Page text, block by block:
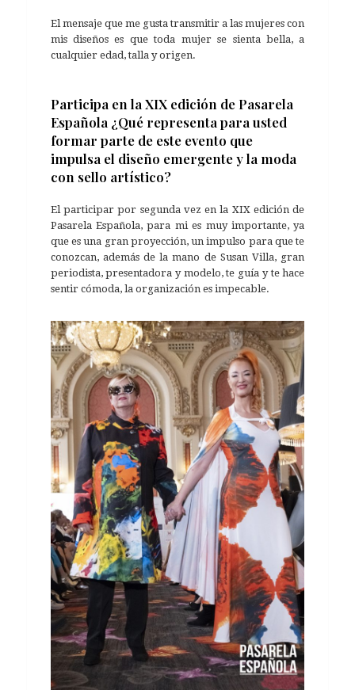
El mensaje que me gusta transmitir a las mujeres con
mis diseños es que toda mujer se sienta bella, a
cualquier edad, talla y origen.
Participa en la XIX edición de Pasarela
Española ¿Qué representa para usted
formar parte de este evento que
impulsa el diseño emergente y la moda
con sello artístico?
El participar por segunda vez en la XIX edición de
Pasarela Española, para mi es muy importante, ya
que es una gran proyección, un impulso para que te
conozcan, además de la mano de Susan Villa, gran
periodista, presentadora y modelo, te guía y te hace
sentir cómoda, la organización es impecable.